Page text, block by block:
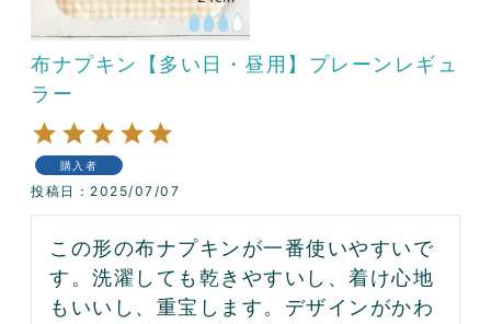
布ナプキン【多い日・昼用】プレーンレギュ
ラー
購入者
投稿日 2025/07/07
この形の布ナプキンが一番使いやすいで
す。洗濯しても乾きやすいし、着け心地
もいいし、重宝します。デザインがかわ